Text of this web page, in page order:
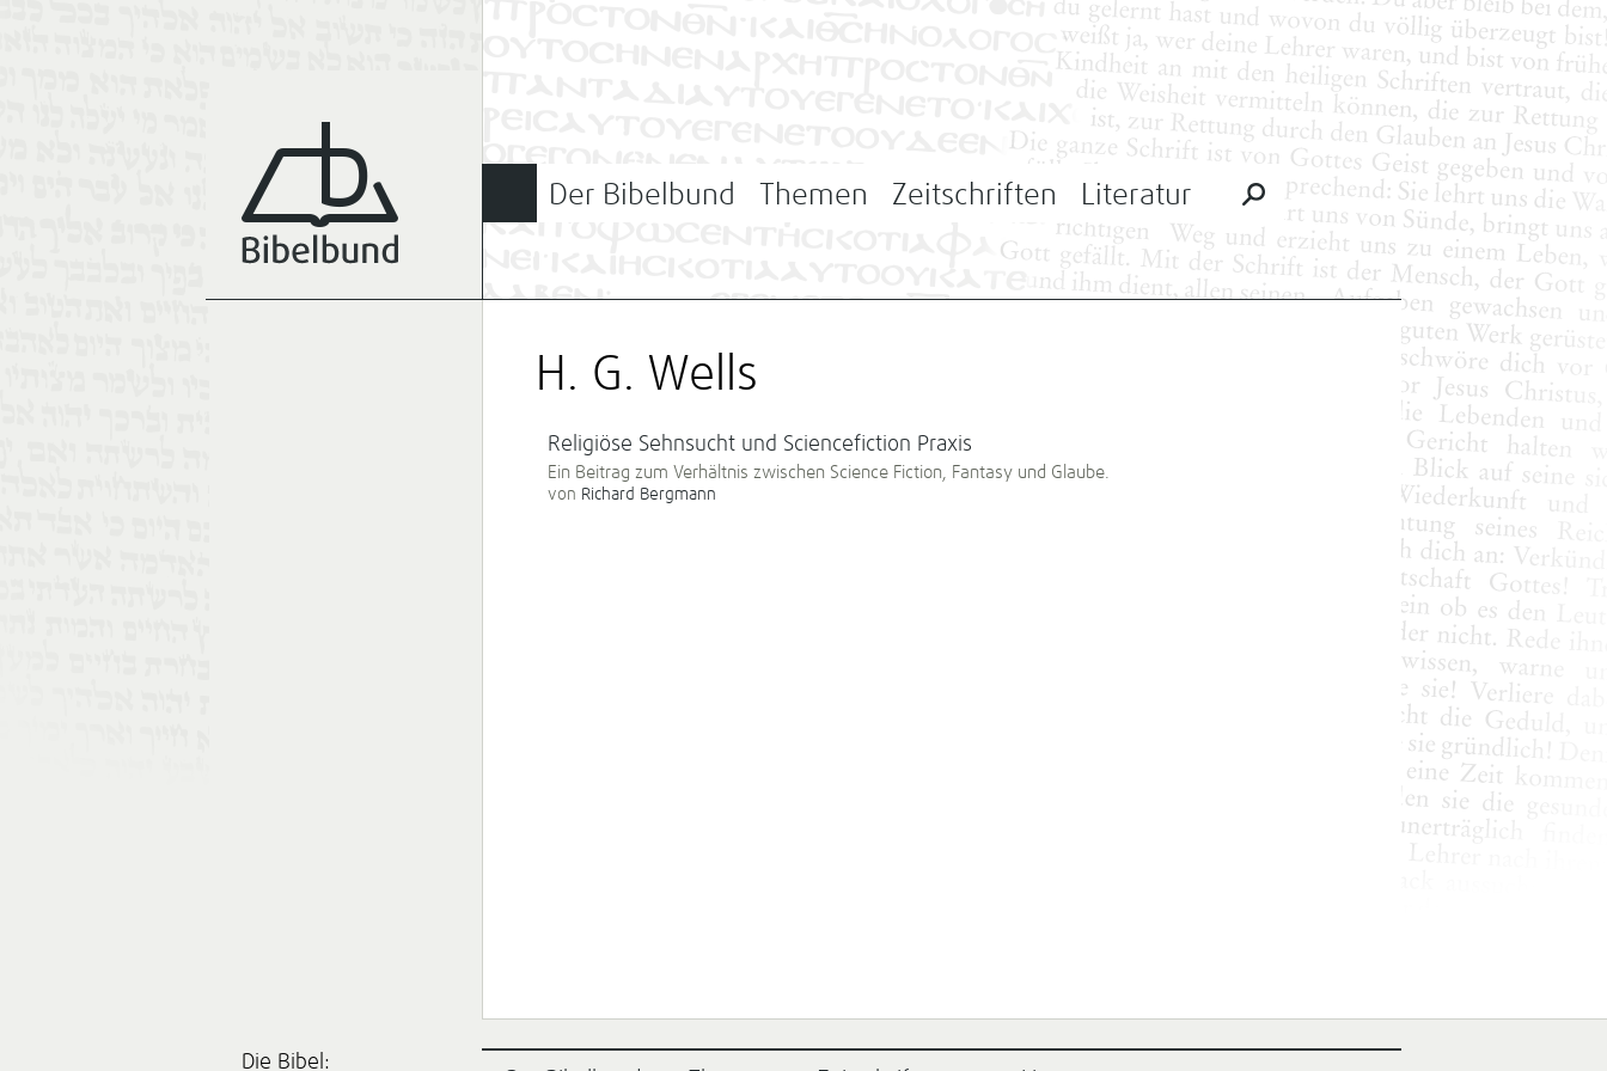
Der Bibelbund Themen Zeitschriften Literatur
H. G. Wells
Religiöse Sehnsucht und Sciencefiction Praxis
Ein Beitrag zum Verhältnis zwischen Science Fiction, Fantasy und Glaube.
von Richard Bergmann
Die Bibel: